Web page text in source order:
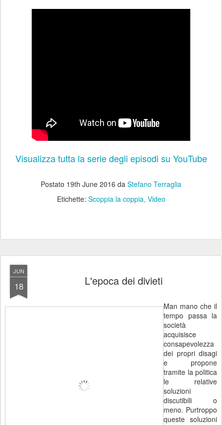
Visualizza tutta la serie degli episodi su YouTube
Postato 19th June 2016 da Stefano Terraglia
Etichette: Scoppia la coppia Video
JUN
18 L'epoca dei divieti
Man mano che il
tempo passa la
società
acquisisce
consapevolezza
dei propri disagi
e propone
tramite la politica
le relative
soluzioni
discutibili o
meno. Purtroppo
queste soluzioni